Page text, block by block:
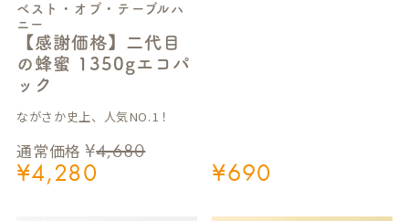
ベスト・オブ・テーブルハ
ニー
【感謝価格】二代目
の蜂蜜 1350gエコパ
ック
通常価格 ¥4,680
¥4,280
ながさか史上、人気NO.1！
¥690